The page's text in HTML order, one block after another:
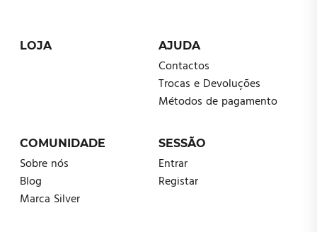
LOJA AJUDA
Contactos
Trocas e Devoluções
Métodos de pagamento
COMUNIDADE
Sobre nós
Blog
Marca Silver
SESSÃO
Entrar
Registar